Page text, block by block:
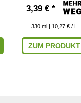
3,39 € *
330 ml | 10,27 € / L
ZUM PRODUKT